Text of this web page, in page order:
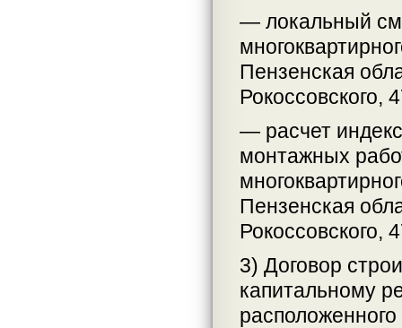
— локальный
Пензенская
Рокоссовского,
— расчет
монтажных
Пензенская
Рокоссовского,
3) Договор
капитальному